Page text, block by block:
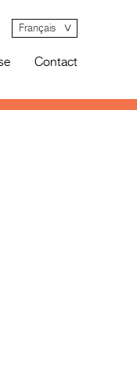
Français
Contact